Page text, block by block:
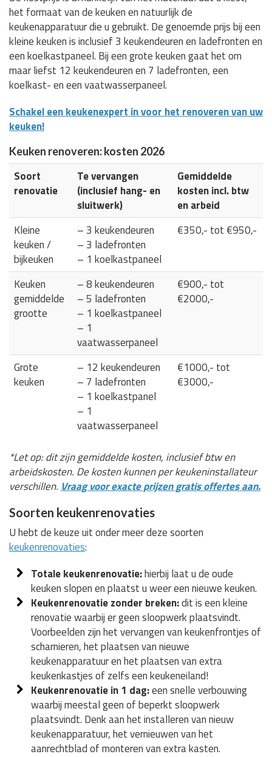
het formaat van de keuken en natuurlijk de
keukenapparatuur die u gebruikt. De genoemde prijs bij een
kleine keuken is inclusief 3 keukendeuren en ladefronten en
een koelkastpaneel. Bij een grote keuken gaat het om
maar liefst 12 keukendeuren en 7 ladefronten, een
koelkast- en een vaatwasserpaneel.
Schakel een keukenexpert in voor het renoveren van uw
keuken!
Keuken renoveren: kosten 2026
Soort
renovatie
Te vervangen
(inclusief hang- en
sluitwerk)
Gemiddelde
kosten incl. btw
en arbeid
Kleine
keuken /
bijkeuken
– 3 keukendeuren
– 3 ladefronten
– 1 koelkastpaneel
€350,- tot €950,-
Keuken
gemiddelde
grootte
– 8 keukendeuren
– 5 ladefronten
– 1 koelkastpaneel
– 1
vaatwasserpaneel
€900,- tot
€2000,-
Grote
keuken
– 12 keukendeuren
– 7 ladefronten
– 1 koelkastpanel
– 1
vaatwasserpaneel
€1000,- tot
€3000,-
*Let op: dit zijn gemiddelde kosten, inclusief btw en
arbeidskosten. De kosten kunnen per keukeninstallateur
verschillen. Vraag voor exacte prijzen gratis offertes aan.
Soorten keukenrenovaties
U hebt de keuze uit onder meer deze soorten
keukenrenovaties:
Totale keukenrenovatie:hierbij laat u de oude
keuken slopen en plaatst u weer een nieuwe keuken.
Keukenrenovatie zonder breken:dit is een kleine
renovatie waarbij er geen sloopwerk plaatsvindt.
Voorbeelden zijn het vervangen van keukenfrontjes of
scharnieren, het plaatsen van nieuwe
keukenapparatuur en het plaatsen van extra
keukenkastjes of zelfs een keukeneiland!
Keukenrenovatie in 1 dag:een snelle verbouwing
waarbij meestal geen of beperkt sloopwerk
plaatsvindt. Denk aan het installeren van nieuw
keukenapparatuur, het vernieuwen van het
aanrechtblad of monteren van extra kasten.